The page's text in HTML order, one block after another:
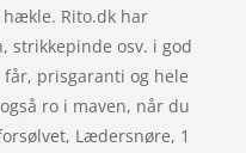
Rito.dk har
strikkepinde osv. i god
prisgaranti og hele
ro i maven, når du
Lædersnøre, 1